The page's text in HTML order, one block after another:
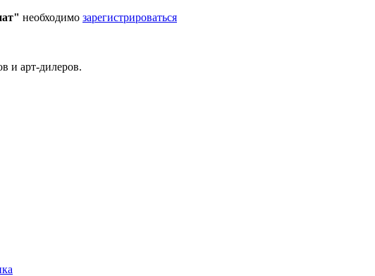
необходимо зарегистрироваться
и арт-дилеров.